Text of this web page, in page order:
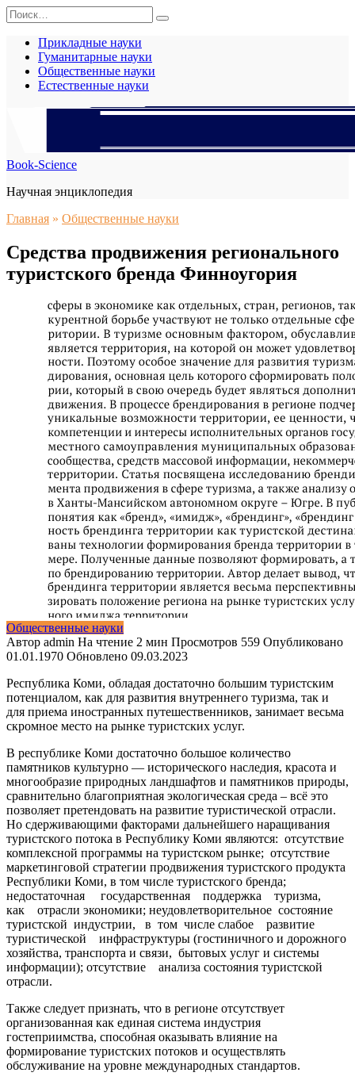
Перейти
к
содержанию
Search
for:
Прикладные науки
Гуманитарные науки
Общественные науки
Естественные науки
Book-Science
Научная энциклопедия
Главная » Общественные науки
Средства продвижения регионального
туристского бренда Финноугория
Общественные науки
Автор admin На чтение 2 мин Просмотров 559 Опубликовано
01.01.1970 Обновлено 09.03.2023
Республика Коми, обладая достаточно большим туристским
потенциалом, как для развития внутреннего туризма, так и
для приема иностранных путешественников, занимает весьма
скромное место на рынке туристских услуг.
В республике Коми достаточно большое количество
памятников культурно — исторического наследия, красота и
многообразие природных ландшафтов и памятников природы,
сравнительно благоприятная экологическая среда – всё это
позволяет претендовать на развитие туристической отрасли.
Но сдерживающими факторами дальнейшего наращивания
туристского потока в Республику Коми являются: отсутствие
комплексной программы на туристском рынке; отсутствие
маркетинговой стратегии продвижения туристского продукта
Республики Коми, в том числе туристского бренда;
недостаточная государственная поддержка туризма,
как отрасли экономики; неудовлетворительное состояние
туристской индустрии, в том числе слабое развитие
туристической инфраструктуры (гостиничного и дорожного
хозяйства, транспорта и связи, бытовых услуг и системы
информации); отсутствие анализа состояния туристской
отрасли.
Также следует признать, что в регионе отсутствует
организованная как единая система индустрия
гостеприимства, способная оказывать влияние на
формирование туристских потоков и осуществлять
обслуживание на уровне международных стандартов.